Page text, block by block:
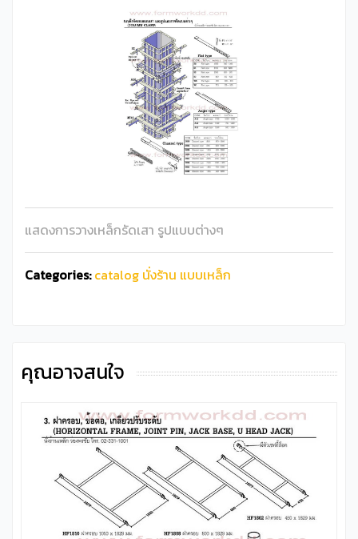
แสดงการวางเหล็กรัดเสา รูปแบบต่างๆ
Categories: catalog นั่งร้าน แบบเหล็ก
คุณอาจสนใจ